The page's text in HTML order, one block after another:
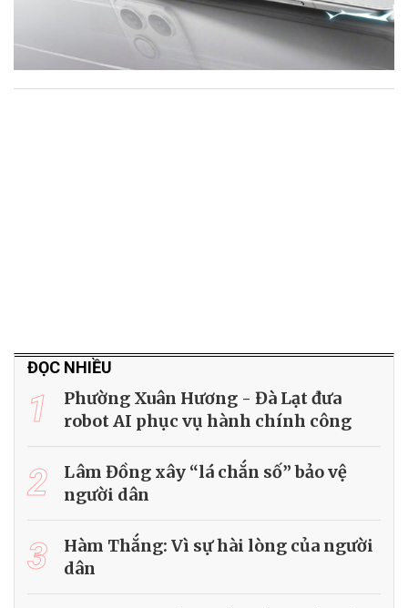
ĐỌC NHIỀU
1
Phường Xuân Hương - Đà Lạt đưa
robot AI phục vụ hành chính công
2
Lâm Đồng xây “lá chắn số” bảo vệ
người dân
3
Hàm Thắng: Vì sự hài lòng của người
dân